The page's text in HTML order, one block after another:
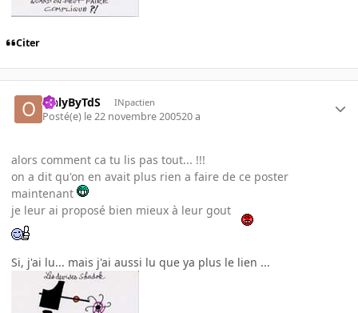
Citer
OnlyByTdS INpactien
Posté(e) le 22 novembre 200520 a
alors comment ca tu lis pas tout... !!!
on a dit qu'on en avait plus rien a faire de ce poster
maintenant
je leur ai proposé bien mieux à leur gout
Si, j'ai lu... mais j'ai aussi lu que ya plus le lien ...